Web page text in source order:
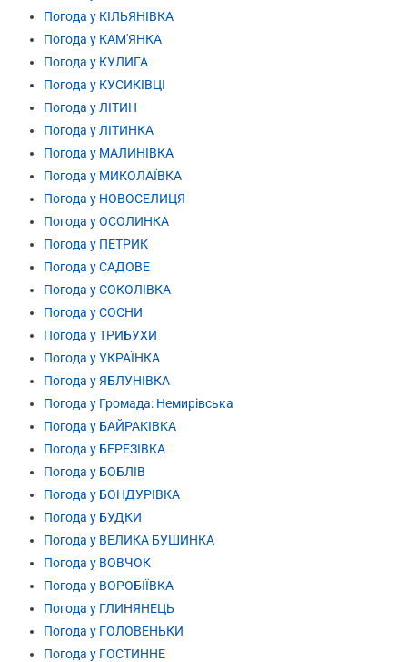
Погода у КІЛЬЯНІВКА
Погода у КАМ'ЯНКА
Погода у КУЛИГА
Погода у КУСИКІВЦІ
Погода у ЛІТИН
Погода у ЛІТИНКА
Погода у МАЛИНІВКА
Погода у МИКОЛАЇВКА
Погода у НОВОСЕЛИЦЯ
Погода у ОСОЛИНКА
Погода у ПЕТРИК
Погода у САДОВЕ
Погода у СОКОЛІВКА
Погода у СОСНИ
Погода у ТРИБУХИ
Погода у УКРАЇНКА
Погода у ЯБЛУНІВКА
Погода у Громада: Немирівська
Погода у БАЙРАКІВКА
Погода у БЕРЕЗІВКА
Погода у БОБЛІВ
Погода у БОНДУРІВКА
Погода у БУДКИ
Погода у ВЕЛИКА БУШИНКА
Погода у ВОВЧОК
Погода у ВОРОБІЇВКА
Погода у ГЛИНЯНЕЦЬ
Погода у ГОЛОВЕНЬКИ
Погода у ГОСТИННЕ